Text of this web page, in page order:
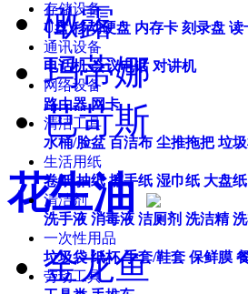
存储设备
U盘 移动硬盘 内存卡 刻录盘 读
通讯设备
电话机 会议电话 对讲机
网络设备
路由器 网卡
清洁工具
水桶/脸盆 百洁布 尘推拖把 垃
生活用纸
卷纸 抽纸 擦手纸 湿巾纸 大盘纸
清洁剂
洗手液 消毒液 洁厕剂 洗洁精
一次性用品
垃圾袋 纸杯 手套/鞋套 保鲜膜
劳动工具
橄露
玛蒂娜
芭苛斯
花生油
金龙鱼